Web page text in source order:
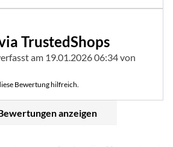
TrustedShops
am 19.01.2026 06:34 von
Bewertung hilfreich.
anzeigen